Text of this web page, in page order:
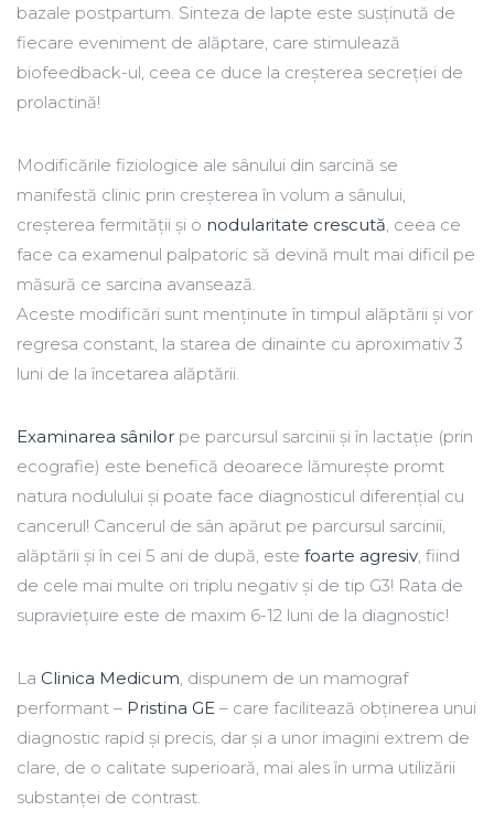
bazale postpartum. Sinteza de lapte este susținută de
fiecare eveniment de alăptare, care stimulează
biofeedback-ul, ceea ce duce la creșterea secreției de
prolactină!
Modificările fiziologice ale sânului din sarcină se
manifestă clinic prin creșterea în volum a sânului,
creșterea fermității și o nodularitate crescută , ceea ce
face ca examenul palpatoric să devină mult mai dificil pe
măsură ce sarcina avansează.
Aceste modificări sunt menținute în timpul alăptării și vor
regresa constant, la starea de dinainte cu aproximativ 3
luni de la încetarea alăptării.
Examinarea sânilor pe parcursul sarcinii și în lactație (prin
ecografie) este benefică deoarece lămurește promt
natura nodulului și poate face diagnosticul diferențial cu
cancerul! Cancerul de sân apărut pe parcursul sarcinii,
alăptării și în cei 5 ani de după, este foarte agresiv , fiind
de cele mai multe ori triplu negativ și de tip G3! Rata de
supraviețuire este de maxim 6-12 luni de la diagnostic!
La Clinica Medicum , dispunem de un mamograf
performant – Pristina GE – care facilitează obținerea unui
diagnostic rapid și precis, dar și a unor imagini extrem de
clare, de o calitate superioară, mai ales în urma utilizării
substanței de contrast.